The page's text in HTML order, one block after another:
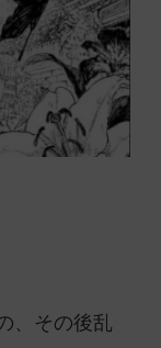
、その後乱